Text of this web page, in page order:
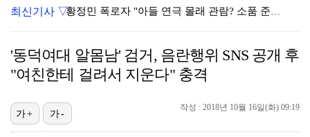
황정민 폭로자 "아들 연극 몰래 관람? 소품 준비 돕고…
10주년인데 40명뿐?…블랙핑크 행사 공지에 팬심 폭발…
박지훈, 9월 잠실실내체육관서 앙코르 콘서트 개최
최신기사 ▽
'동덕여대 알몸남' 검거, 음란행위 SNS 공개 후
"여친한테 걸려서 지운다" 충격
작성 : 2018년 10월 16일(화) 09:19
가+ 가-